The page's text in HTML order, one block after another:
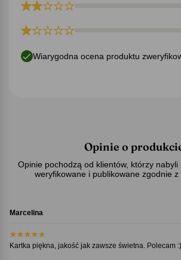
Wiarygodna ocena produktu
Opinie o
Opinie pochodzą od klientów, którzy
weryfikowane i publikowane zgodnie z
Marcelina
Kartka piękna, jakość jak zawsze świetna. Polecam :)